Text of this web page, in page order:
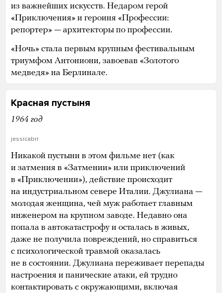
из важнейших искусств. Недаром герой
«Приключения» и героиня «Профессии:
репортер» — архитекторы по профессии.
«Ночь» стала первым крупным фестивальным
триумфом Антониони, завоевав «Золотого
медведя» на Берлинале.
Красная пустыня
1964 год
jessicabrr
Никакой пустыни в этом фильме нет (как
и затмения в «Затмении» или приключений
в «Приключении»), действие происходит
на индустриальном севере Италии. Джулиана —
молодая женщина, чей муж работает главным
инженером на крупном заводе. Недавно она
попала в автокатастрофу и осталась в живых,
даже не получила повреждений, но справиться
с психологической травмой оказалась
не в состоянии. Джулиана переживает перепады
настроения и панические атаки, ей трудно
контактировать с окружающими, включая